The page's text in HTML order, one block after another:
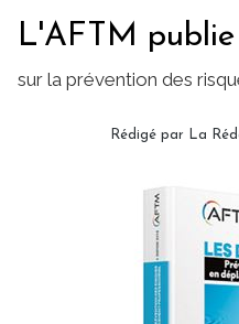
L'AFTM
sur la prévention des
Rédigé par La